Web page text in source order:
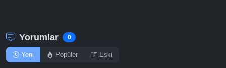
Yorumlar 0
Yeni Popüler Eski